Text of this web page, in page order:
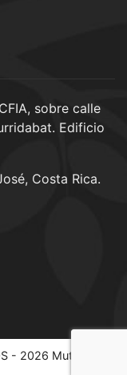
sobre calle
Edificio
Costa Rica.
- 2026 Mutualidad